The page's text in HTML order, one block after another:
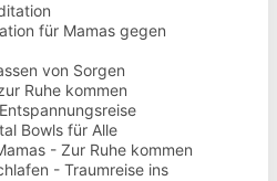
für Mamas gegen
von Sorgen
Ruhe kommen
Bowls für Alle
- Zur Ruhe kommen
- Traumreise ins